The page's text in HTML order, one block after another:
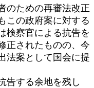
のための再審法改正
この政府案に対する
検察官による抗告を
正されたものの、今
法案として国会に提
告する余地を残し